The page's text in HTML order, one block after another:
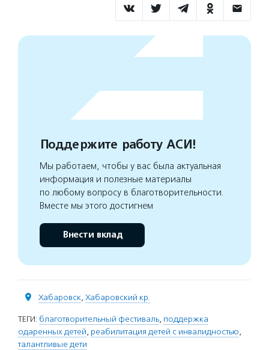
Поддержите работу АСИ!
Мы работаем, чтобы у вас была актуальная
информация и полезные материалы
по любому вопросу в благотворительности.
Вместе мы этого достигнем
Внести вклад
Хабаровск, Хабаровский кр.
ТЕГИ: благотворительный фестиваль, поддержка
одаренных детей, реабилитация детей с инвалидностью,
талантливые дети